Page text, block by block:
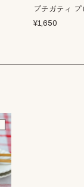
プチガティ プ
¥1,650